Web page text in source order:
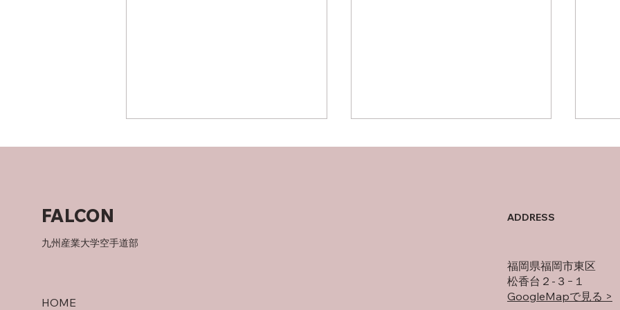
HOME
FALCON
九州産業大学空手道部
ADDRESS
福岡県福岡市東区
松香台２-３−１
GoogleMapで見る >